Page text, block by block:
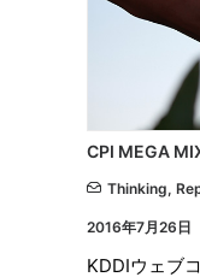
CPI MEGA
Thinking,
2016年7月26日
KDDIウェブ